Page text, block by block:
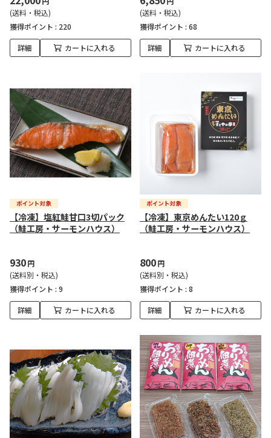
(送料・税込)
獲得ポイント : 220
詳細 カートに入れる
(送料・税込)
獲得ポイント : 68
詳細 カートに入れる
【冷凍】塩紅鮭甘口3切パック
（鮭工房・サーモンハウス）
930円
(送料別・税込)
獲得ポイント : 9
詳細 カートに入れる
【冷凍】東京めんたい120ｇ
（鮭工房・サーモンハウス）
800円
(送料別・税込)
獲得ポイント : 8
詳細 カートに入れる